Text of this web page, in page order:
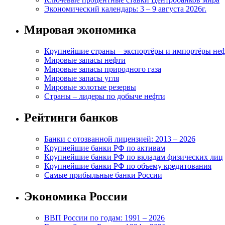
Экономический календарь: 3 – 9 августа 2026г.
Мировая экономика
Крупнейшие страны – экспортёры и импортёры
Мировые запасы нефти
Мировые запасы природного газа
Мировые запасы угля
Мировые золотые резервы
Страны – лидеры по добыче нефти
Рейтинги банков
Банки с отозванной лицензией: 2013 – 2026
Крупнейшие банки РФ по активам
Крупнейшие банки РФ по вкладам физических лиц
Крупнейшие банки РФ по объему кредитования
Самые прибыльные банки России
Экономика России
ВВП России по годам: 1991 – 2026